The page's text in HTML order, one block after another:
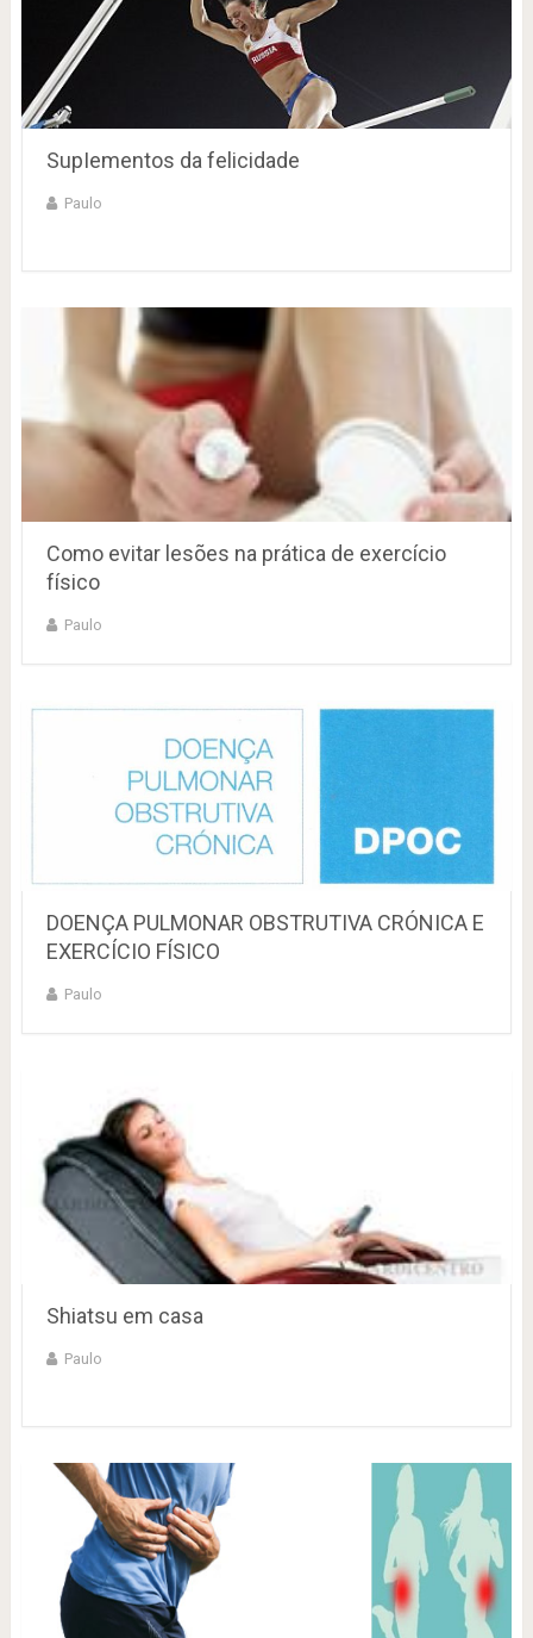
SupIementos da felicidade
Paulo
Como evitar lesões na prática de exercício
físico
Paulo
DOENÇA PULMONAR OBSTRUTIVA CRÓNICA E
EXERCÍCIO FÍSICO
Paulo
Shiatsu em casa
Paulo